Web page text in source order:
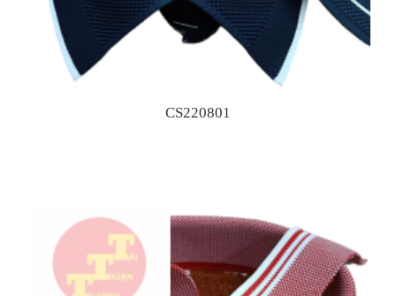
CS220801